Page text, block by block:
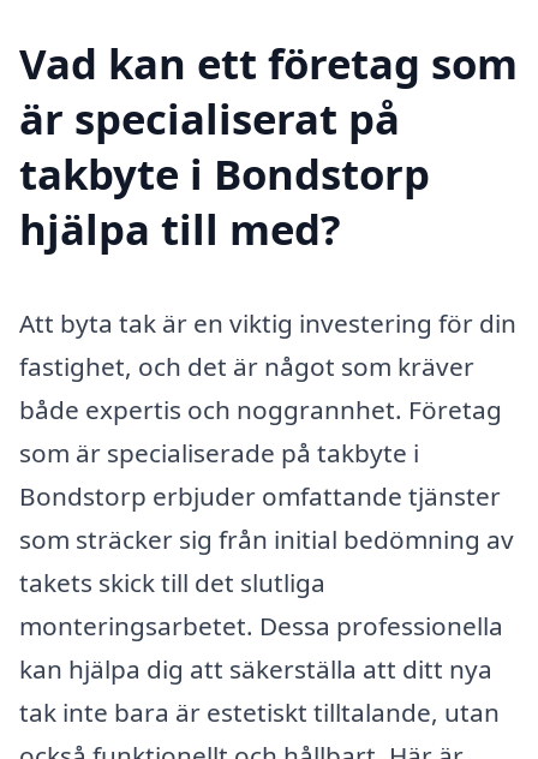
Vad kan ett företag som
är specialiserat på
takbyte i Bondstorp
hjälpa till med?
Att byta tak är en viktig investering för din
fastighet, och det är något som kräver
både expertis och noggrannhet. Företag
som är specialiserade på takbyte i
Bondstorp erbjuder omfattande tjänster
som sträcker sig från initial bedömning av
takets skick till det slutliga
monteringsarbetet. Dessa professionella
kan hjälpa dig att säkerställa att ditt nya
tak inte bara är estetiskt tilltalande, utan